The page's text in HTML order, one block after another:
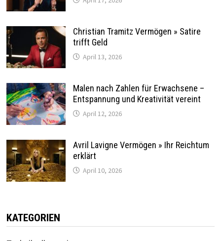
Christian Tramitz Vermögen » Satire
trifft Geld
April 13, 2026
Malen nach Zahlen für Erwachsene –
Entspannung und Kreativität vereint
April 12, 2026
Avril Lavigne Vermögen » Ihr Reichtum
erklärt
April 10, 2026
KATEGORIEN